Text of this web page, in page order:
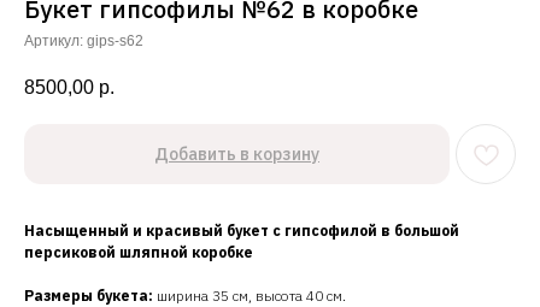
Букет гипсофилы №62 в коробке
Артикул: gips-s62
8500,00 р.
Добавить в корзину
Насыщенный и красивый букет с гипсофилой в большой
персиковой шляпной коробке
Размеры букета: ширина 35 см, высота 40 см.